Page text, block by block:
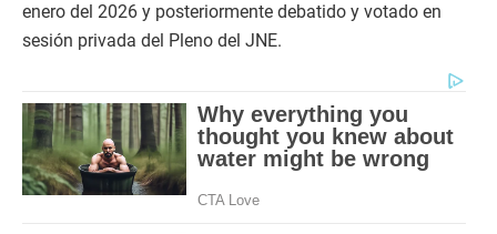
enero del 2026 y posteriormente debatido y votado en
sesión privada del Pleno del JNE.